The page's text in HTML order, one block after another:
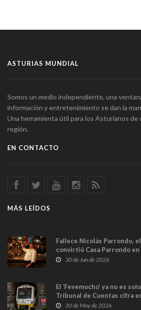
ASTURIAS MUNDIAL
Somos un medio independiente, una
información y entretenimiento se dan la
Una herramienta útil para los Asturianos de
región.
EN CONTACTO
MÁS LEÍDOS
Fallece Nicolás Parrondo,
convirtió Casa Parrondo
en Madrid
30 de Jun de 2026
El ‘Fevemocho’ ya no es
Tribunal de Cuentas cifra
sobrecoste de los trenes
30 de May de 2026